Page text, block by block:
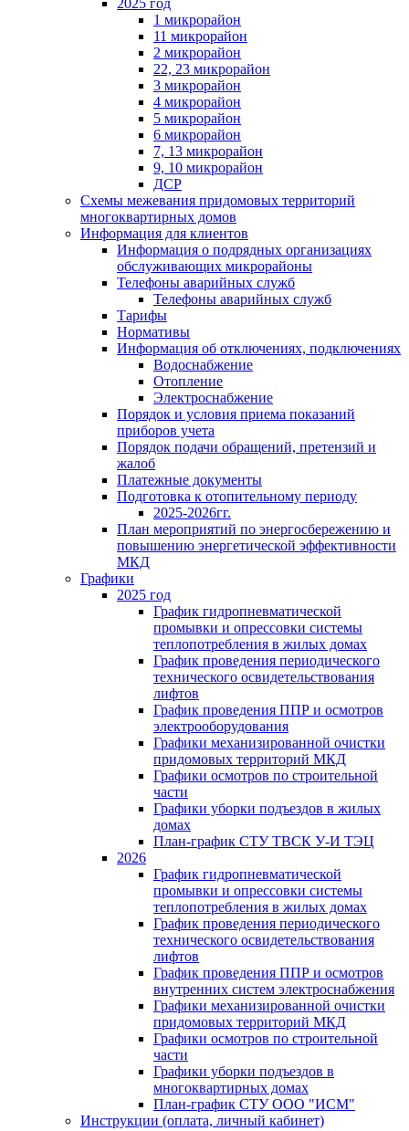
2025 год
1 микрорайон
11 микрорайон
2 микрорайон
22, 23 микрорайон
3 микрорайон
4 микрорайон
5 микрорайон
6 микрорайон
7, 13 микрорайон
9, 10 микрорайон
ДСР
Схемы межевания придомовых территорий
многоквартирных домов
Информация для клиентов
Информация о подрядных организациях
обслуживающих микрорайоны
Телефоны аварийных служб
Телефоны аварийных служб
Тарифы
Нормативы
Информация об отключениях, подключениях
Водоснабжение
Отопление
Электроснабжение
Порядок и условия приема показаний
приборов учета
Порядок подачи обращений, претензий и
жалоб
Платежные документы
Подготовка к отопительному периоду
2025-2026гг.
План мероприятий по энергосбережению и
повышению энергетической эффективности
МКД
Графики
2025 год
График гидропневматической
промывки и опрессовки системы
теплопотребления в жилых домах
График проведения периодического
технического освидетельствования
лифтов
График проведения ППР и осмотров
электрооборудования
Графики механизированной очистки
придомовых территорий МКД
Графики осмотров по строительной
части
Графики уборки подъездов в жилых
домах
План-график СТУ ТВСК У-И ТЭЦ
2026
График гидропневматической
промывки и опрессовки системы
теплопотребления в жилых домах
График проведения периодического
технического освидетельствования
лифтов
График проведения ППР и осмотров
внутренних систем электроснабжения
Графики механизированной очистки
придомовых территорий МКД
Графики осмотров по строительной
части
Графики уборки подъездов в
многоквартирных домах
План-график СТУ ООО "ИСМ"
Инструкции (оплата, личный кабинет)